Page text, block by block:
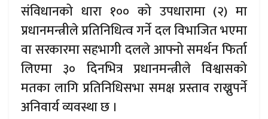
संविधानको धारा १०० को उपधारामा (२) मा
प्रधानमन्त्रीले प्रतिनिधित्व गर्ने दल विभाजित भएमा
वा सरकारमा सहभागी दलले आफ्नो समर्थन फिर्ता
लिएमा ३० दिनभित्र प्रधानमन्त्रीले विश्वासको
मतका लागि प्रतिनिधिसभा समक्ष प्रस्ताव राख्नुपर्ने
अनिवार्य व्यवस्था छ ।